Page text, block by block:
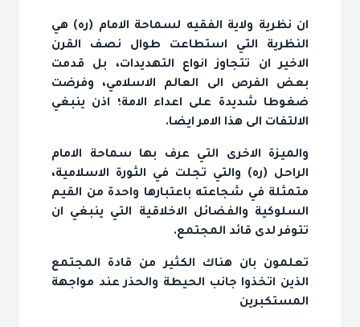
ان نظرية ولاية الفقيه لسماحة الامام (ره) هي
النظرية التي استطاعت طوال نصف القرن
الاخير ان تتجاوز انواع التهديدات، بل قدمت
بعض الفرص الى العالم الاسلامي، وفرضت
ضغوطا شديدة على اعداء الامة؛ اذن ينبغي
الالتفات الى هذا الامر ايضا.
والميزة الاخرى التي عرف بها سماحة الامام
الراحل (ره) والتي تجلت في الثورة الاسلامية،
متمثلة في شجاعته باعتبارها واحدة من القيم
السلوكية والفضائل الاخلاقية التي ينبغي ان
تتوفر لدى قائد المجتمع.
تعلمون بان هناك الكثير من قادة المجتمع
الذين اتخذوا جانب الحيطة والحذر عند مواجهة
المستكبرين